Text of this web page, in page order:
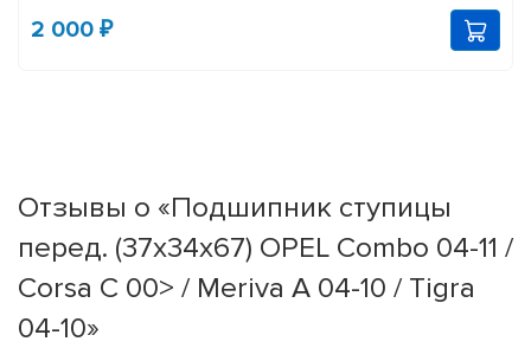
2 000 ₽
Отзывы о «Подшипник ступицы
перед. (37x34x67) OPEL Combo 04-11 /
Corsa C 00> / Meriva A 04-10 / Tigra
04-10»